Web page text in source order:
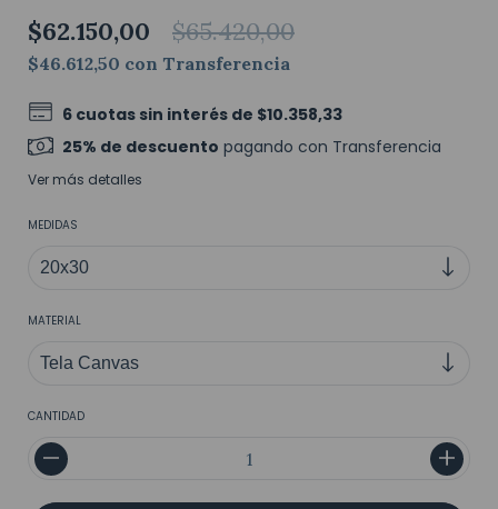
$62.150,00 $65.420,00
$46.612,50 con Transferencia
6 cuotas sin interés de $10.358,33
25% de descuento pagando con Transferencia
Ver más detalles
MEDIDAS
MATERIAL
CANTIDAD